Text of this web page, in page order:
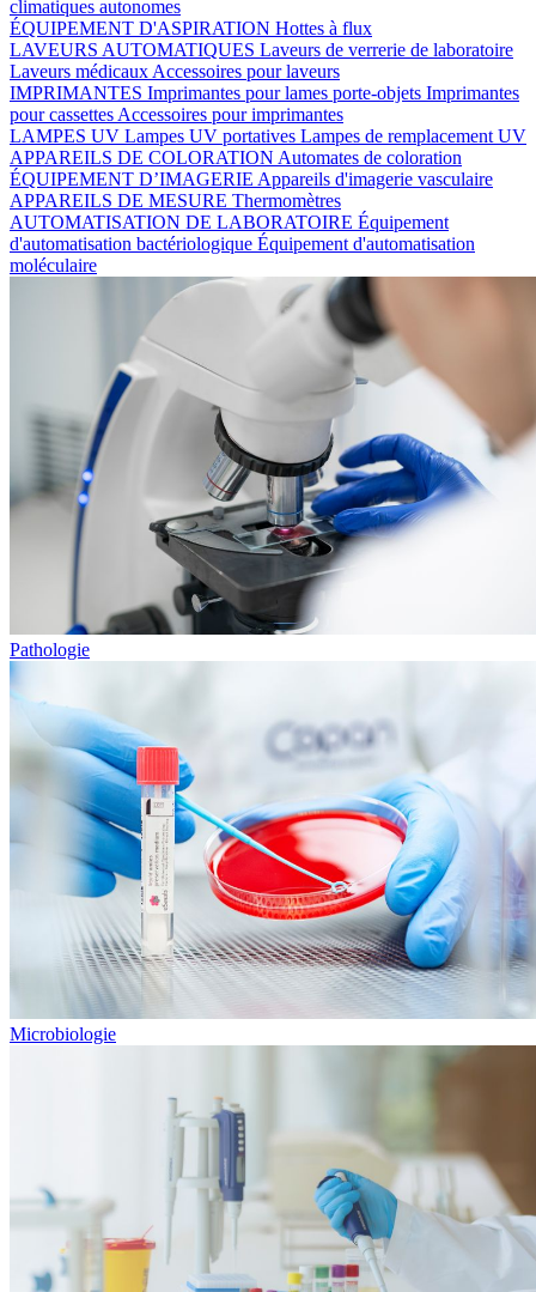
climatiques autonomes
ÉQUIPEMENT D'ASPIRATION Hottes à flux
LAVEURS AUTOMATIQUES Laveurs de verrerie de laboratoire
Laveurs médicaux Accessoires pour laveurs
IMPRIMANTES Imprimantes pour lames porte-objets Imprimantes
pour cassettes Accessoires pour imprimantes
LAMPES UV Lampes UV portatives Lampes de remplacement UV
APPAREILS DE COLORATION Automates de coloration
ÉQUIPEMENT D’IMAGERIE Appareils d'imagerie vasculaire
APPAREILS DE MESURE Thermomètres
AUTOMATISATION DE LABORATOIRE Équipement
d'automatisation bactériologique Équipement d'automatisation
moléculaire
Pathologie
Microbiologie